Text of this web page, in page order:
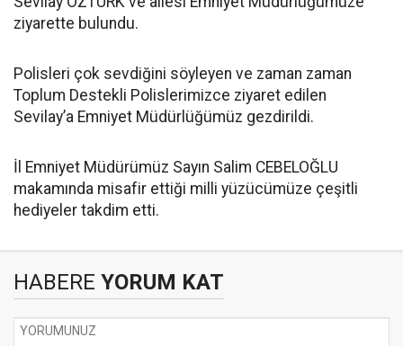
ziyarette bulundu.
Polisleri çok sevdiğini söyleyen ve zaman zaman
Toplum Destekli Polislerimizce ziyaret edilen
Sevilay’a Emniyet Müdürlüğümüz gezdirildi.
İl Emniyet Müdürümüz Sayın Salim CEBELOĞLU
makamında misafir ettiği milli yüzücümüze çeşitli
hediyeler takdim etti.
HABERE YORUM KAT